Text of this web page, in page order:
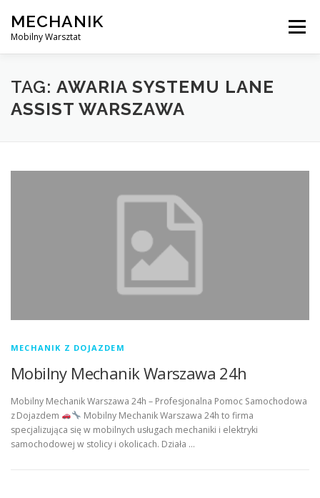
content
MECHANIK
Mobilny Warsztat
Menu
MOBILNY MECHANIK ELEKTRYK SAMOCHODOWY
TAG: AWARIA SYSTEMU LANE
ASSIST WARSZAWA
MECHANIK Z DOJAZDEM
Mobilny Mechanik Warszawa 24h
Mobilny Mechanik Warszawa 24h – Profesjonalna Pomoc Samochodowa
z Dojazdem
Mobilny Mechanik Warszawa 24h to firma
specjalizująca się w mobilnych usługach mechaniki i elektryki
samochodowej w stolicy i okolicach. Działa …